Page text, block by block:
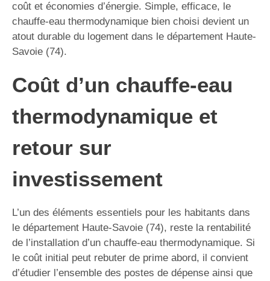
coût et économies d’énergie. Simple, efficace, le
chauffe-eau thermodynamique bien choisi devient un
atout durable du logement dans le département Haute-
Savoie (74).
Coût d’un chauffe-eau
thermodynamique et
retour sur
investissement
L’un des éléments essentiels pour les habitants dans
le département Haute-Savoie (74), reste la rentabilité
de l’installation d’un chauffe-eau thermodynamique. Si
le coût initial peut rebuter de prime abord, il convient
d’étudier l’ensemble des postes de dépense ainsi que